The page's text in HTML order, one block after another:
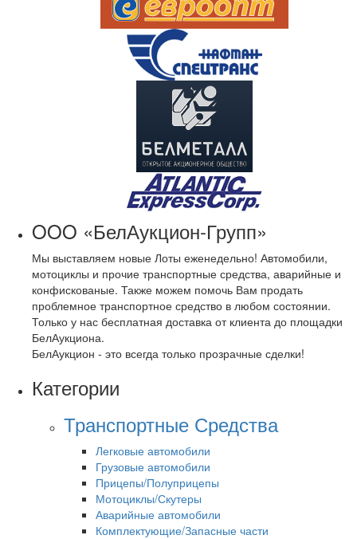
OOO «БелАукцион-Групп»
Мы выставляем новые Лоты еженедельно! Автомобили,
мотоциклы и прочие транспортные средства, аварийные и
конфискованые. Также можем помочь Вам продать
проблемное транспортное средство в любом состоянии.
Только у нас бесплатная доставка от клиента до площадки
БелАукциона.
БелАукцион - это всегда только прозрачные сделки!
Категории
Транспортные Средства
Легковые автомобили
Грузовые автомобили
Прицепы/Полуприцепы
Мотоциклы/Скутеры
Аварийные автомобили
Комплектующие/Запасные части